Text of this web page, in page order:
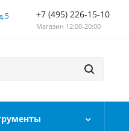
+7 (495) 226-15-10
Магазин 12:00-20:00